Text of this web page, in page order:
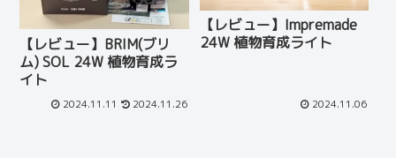
【レビュー】BRIM(ブリ
ム) SOL 24W 植物育成ラ
イト
2024.11.11 2024.11.26
【レビュー】Impremade
24W 植物育成ライト
2024.11.06